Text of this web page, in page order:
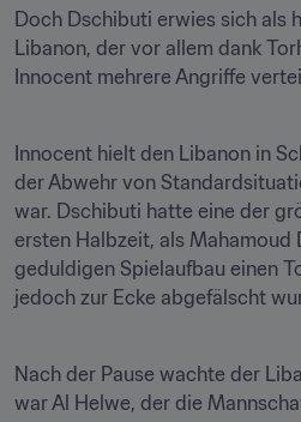
Doch Dschibuti erwies sich als
Libanon, der vor allem dank
Innocent mehrere Angriffe
Innocent hielt den Libanon in
der Abwehr von
war. Dschibuti hatte eine der
ersten Halbzeit, als Mahamoud
geduldigen Spielaufbau einen
jedoch zur Ecke abgefälscht
Nach der Pause wachte der
war Al Helwe, der die